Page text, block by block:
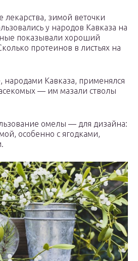
лекарства, зимой веточки
у народов Кавказа на
показывали хороший
протеинов в листьях на
народами Кавказа, применялся
— им мазали стволы
омелы — для дизайна:
особенно с ягодками,